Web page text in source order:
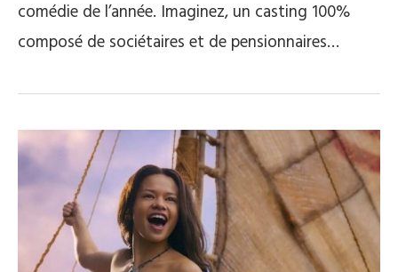
comédie de l’année. Imaginez, un casting 100%
composé de sociétaires et de pensionnaires…